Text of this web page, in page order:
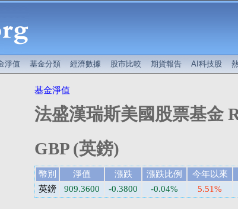
淨值 基金分類 經濟數據 股市比較 期貨報告 AI科技股
基金淨值
法盛漢瑞斯美國股票基金
GBP (英鎊)
幣別 淨值 漲跌 漲跌比例 今年以來
英鎊
909.3600 -0.3800 -0.04% 5.51%